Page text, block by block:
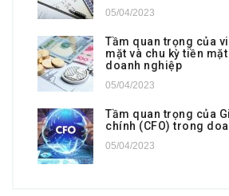
05/04/2023
Tầm quan trọng của
mặt và chu kỳ tiền
doanh nghiệp
05/04/2023
Tầm quan trọng của
chính (CFO) trong
05/04/2023